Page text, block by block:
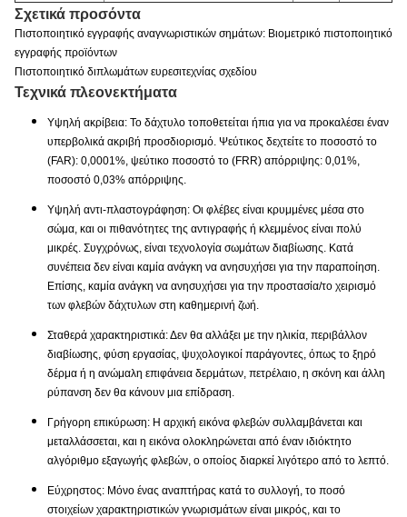
Σχετικά προσόντα
Πιστοποιητικό εγγραφής αναγνωριστικών σημάτων: Βιομετρικό πιστοποιητικό
εγγραφής προϊόντων
Πιστοποιητικό διπλωμάτων ευρεσιτεχνίας σχεδίου
Τεχνικά πλεονεκτήματα
Υψηλή ακρίβεια: Το δάχτυλο τοποθετείται ήπια για να προκαλέσει έναν
υπερβολικά ακριβή προσδιορισμό. Ψεύτικος δεχτείτε το ποσοστό το
(FAR): 0,0001%, ψεύτικο ποσοστό το (FRR) απόρριψης: 0,01%,
ποσοστό 0,03% απόρριψης.
Υψηλή αντι-πλαστογράφηση: Οι φλέβες είναι κρυμμένες μέσα στο
σώμα, και οι πιθανότητες της αντιγραφής ή κλεμμένος είναι πολύ
μικρές. Συγχρόνως, είναι τεχνολογία σωμάτων διαβίωσης. Κατά
συνέπεια δεν είναι καμία ανάγκη να ανησυχήσει για την παραποίηση.
Επίσης, καμία ανάγκη να ανησυχήσει για την προστασία/το χειρισμό
των φλεβών δάχτυλων στη καθημερινή ζωή.
Σταθερά χαρακτηριστικά: Δεν θα αλλάξει με την ηλικία, περιβάλλον
διαβίωσης, φύση εργασίας, ψυχολογικοί παράγοντες, όπως το ξηρό
δέρμα ή η ανώμαλη επιφάνεια δερμάτων, πετρέλαιο, η σκόνη και άλλη
ρύπανση δεν θα κάνουν μια επίδραση.
Γρήγορη επικύρωση: Η αρχική εικόνα φλεβών συλλαμβάνεται και
μεταλλάσσεται, και η εικόνα ολοκληρώνεται από έναν ιδιόκτητο
αλγόριθμο εξαγωγής φλεβών, ο οποίος διαρκεί λιγότερο από το λεπτό.
Εύχρηστος: Μόνο ένας αναπτήρας κατά το συλλογή, το ποσό
στοιχείων χαρακτηριστικών γνωρισμάτων είναι μικρός, και το